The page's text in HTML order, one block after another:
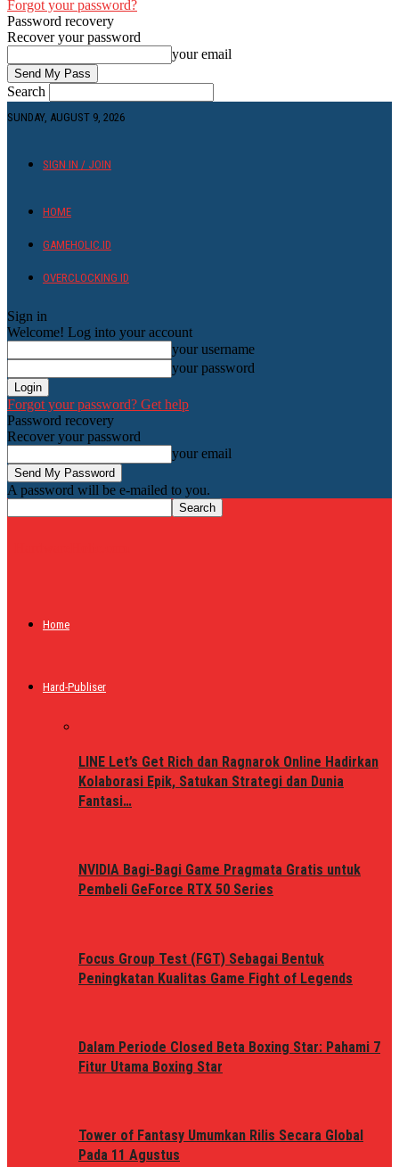
Forgot your password?
Password recovery
Recover your password
your email
Search
SUNDAY, AUGUST 9, 2026
SIGN IN / JOIN
HOME
GAMEHOLIC.ID
OVERCLOCKING ID
Sign in
Welcome! Log into your account
your username
your password
Forgot your password? Get help
Password recovery
Recover your password
your email
A password will be e-mailed to you.
Home
Hard-Publiser
LINE Let’s Get Rich dan Ragnarok Online Hadirkan
Kolaborasi Epik, Satukan Strategi dan Dunia
Fantasi…
NVIDIA Bagi-Bagi Game Pragmata Gratis untuk
Pembeli GeForce RTX 50 Series
Focus Group Test (FGT) Sebagai Bentuk
Peningkatan Kualitas Game Fight of Legends
Dalam Periode Closed Beta Boxing Star: Pahami 7
Fitur Utama Boxing Star
Tower of Fantasy Umumkan Rilis Secara Global
Pada 11 Agustus